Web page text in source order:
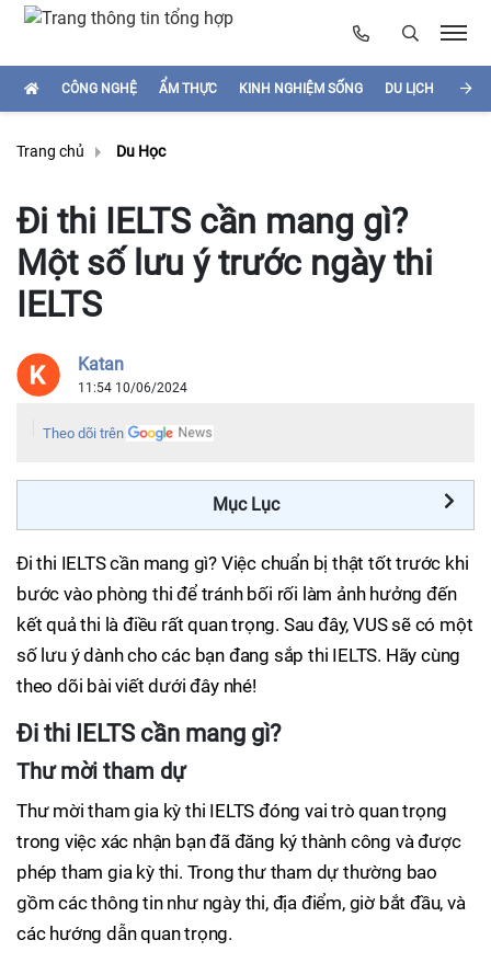
CÔNG NGHỆ ẨM THỰC KINH NGHIỆM SỐNG DU LỊCH
Trang chủ Du Học
Đi thi IELTS cần mang gì?
Một số lưu ý trước ngày thi
IELTS
Katan
11:54 10/06/2024
Theo dõi trên
Mục Lục
Đi thi IELTS cần mang gì? Việc chuẩn bị thật tốt trước khi
bước vào phòng thi để tránh bối rối làm ảnh hưởng đến
kết quả thi là điều rất quan trọng. Sau đây, VUS sẽ có một
số lưu ý dành cho các bạn đang sắp thi IELTS. Hãy cùng
theo dõi bài viết dưới đây nhé!
Đi thi IELTS cần mang gì?
Thư mời tham dự
Thư mời tham gia kỳ thi IELTS đóng vai trò quan trọng
trong việc xác nhận bạn đã đăng ký thành công và được
phép tham gia kỳ thi. Trong thư tham dự thường bao
gồm các thông tin như ngày thi, địa điểm, giờ bắt đầu, và
các hướng dẫn quan trọng.